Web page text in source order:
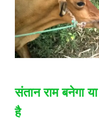
संतान राम बनेगा
है